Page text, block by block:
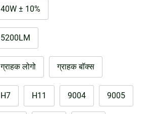
40W ± 10%
5200LM
ग्राहक लोगो ग्राहक बॉक्स
H7 H11 9004 9005